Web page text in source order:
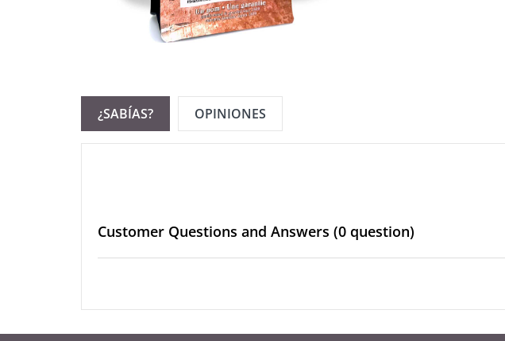
¿SABÍAS? OPINIONES
Customer Questions and Answers (0 question)